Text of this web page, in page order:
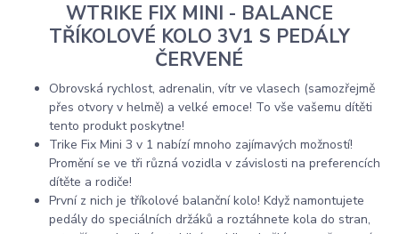
WTRIKE FIX MINI - BALANCE
TŘÍKOLOVÉ KOLO 3V1 S PEDÁLY
ČERVENÉ
Obrovská rychlost, adrenalin, vítr ve vlasech (samozřejmě
přes otvory v helmě) a velké emoce! To vše vašemu dítěti
tento produkt poskytne!
Trike Fix Mini 3 v 1 nabízí mnoho zajímavých možností!
Promění se ve tři různá vozidla v závislosti na preferencích
dítěte a rodiče!
První z nich je tříkolové balanční kolo! Když namontujete
pedály do speciálních držáků a roztáhnete kola do stran,